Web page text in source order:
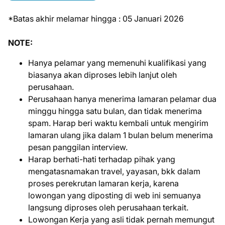
*Batas akhir melamar hingga : 05 Januari 2026
NOTE:
Hanya pelamar yang memenuhi kualifikasi yang
biasanya akan diproses lebih lanjut oleh
perusahaan.
Perusahaan hanya menerima lamaran pelamar dua
minggu hingga satu bulan, dan tidak menerima
spam. Harap beri waktu kembali untuk mengirim
lamaran ulang jika dalam 1 bulan belum menerima
pesan panggilan interview.
Harap berhati-hati terhadap pihak yang
mengatasnamakan travel, yayasan, bkk dalam
proses perekrutan lamaran kerja, karena
lowongan yang diposting di web ini semuanya
langsung diproses oleh perusahaan terkait.
Lowongan Kerja yang asli tidak pernah memungut